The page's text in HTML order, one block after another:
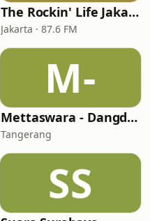
The Rockin' Life Jakarta (TRL FM)
Jakarta · 87.6 FM
M-
Mettaswara - Dangdut
Tangerang
SS